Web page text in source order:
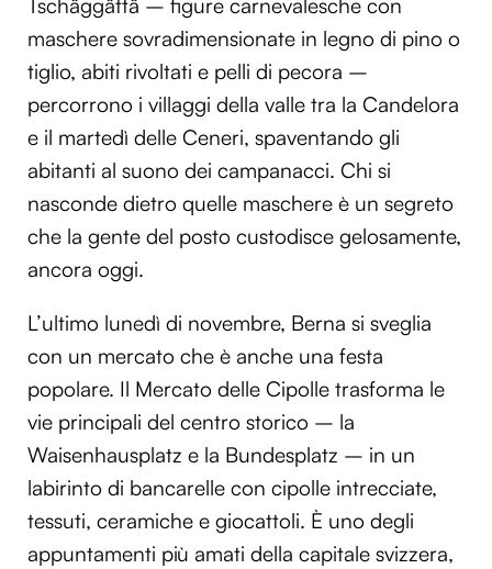
Tschäggättä – figure carnevalesche con
maschere sovradimensionate in legno di pino o
tiglio, abiti rivoltati e pelli di pecora –
percorrono i villaggi della valle tra la Candelora
e il martedì delle Ceneri, spaventando gli
abitanti al suono dei campanacci. Chi si
nasconde dietro quelle maschere è un segreto
che la gente del posto custodisce gelosamente,
ancora oggi.
L’ultimo lunedì di novembre, Berna si sveglia
con un mercato che è anche una festa
popolare. Il Mercato delle Cipolle trasforma le
vie principali del centro storico – la
Waisenhausplatz e la Bundesplatz – in un
labirinto di bancarelle con cipolle intrecciate,
tessuti, ceramiche e giocattoli. È uno degli
appuntamenti più amati della capitale svizzera,